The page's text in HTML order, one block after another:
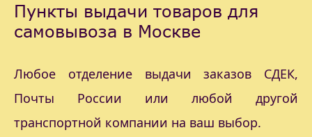
Пункты выдачи товаров для
самовывоза в Москве
Любое отделение выдачи заказов СДЕК,
Почты России или любой другой
транспортной компании на ваш выбор.